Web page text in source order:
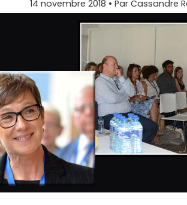
14 novembre 2018 • Par Cassandre